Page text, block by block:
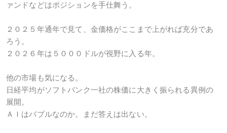
ァンドなどはポジションを手仕舞う。
２０２５年通年で見て、金価格がここまで上がれば充分であ
ろう。
２０２６年は５０００ドルが視野に入る年。
他の市場も気になる。
日経平均がソフトバンク一社の株価に大きく振られる異例の
展開。
ＡＩはバブルなのか。まだ答えは出ない。